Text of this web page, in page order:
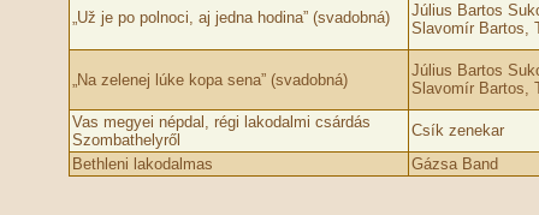
„Už je po polnoci, aj jedna hodina” (svadobná)
Július Bartos
Slavomír Bartos,
„Na zelenej lúke kopa sena” (svadobná)
Július Bartos
Slavomír Bartos,
Vas megyei népdal, régi lakodalmi csárdás
Szombathelyről
Csík zenekar
Bethleni lakodalmas
Gázsa Band